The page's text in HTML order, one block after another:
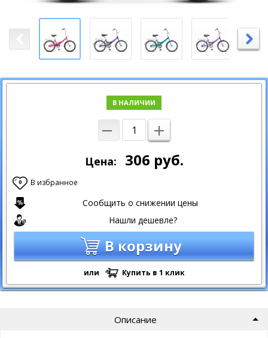
В НАЛИЧИИ
Цена: 306 руб.
0 В избранное
Сообщить о снижении цены
Нашли дешевле?
В корзину
или Купить в 1 клик
Описание